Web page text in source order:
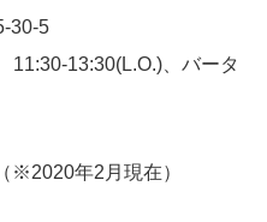
30-5
13:30(L.O.)、バータ
※2020年2月現在）